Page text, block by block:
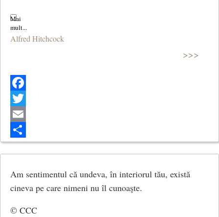
Alfred Hitchcock
>>>
Facebook
Twitter
Email
Share
Am sentimentul că undeva, în interiorul tău, există
cineva pe care nimeni nu îl cunoaşte.
© CCC